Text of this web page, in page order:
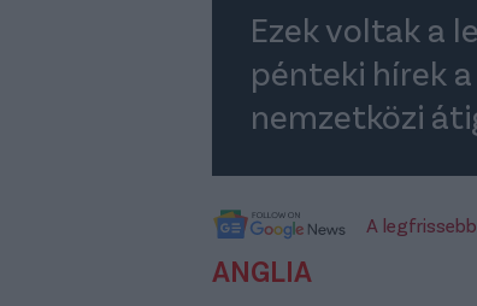
Ezek voltak a
pénteki hírek
nemzetközi
A
ANGLIA